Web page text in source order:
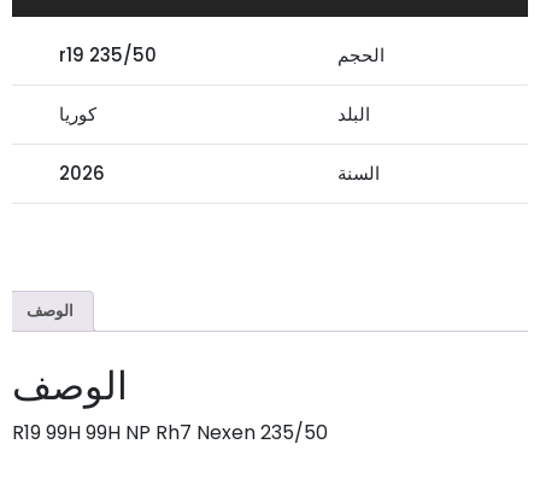
الحجم 235/50 r19
البلد كوريا
السنة 2026
الوصف
الوصف
235/50 R19 99H 99H NP Rh7 Nexen